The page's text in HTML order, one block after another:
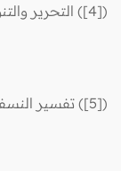
(
[4] ) التحرير والتنوير،
(
[5] ) تفسير النسفي، 3/